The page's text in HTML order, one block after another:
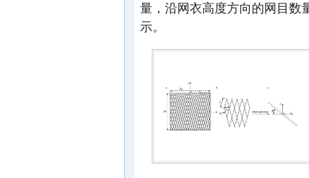
量，沿网衣高度方向的网目数
示。